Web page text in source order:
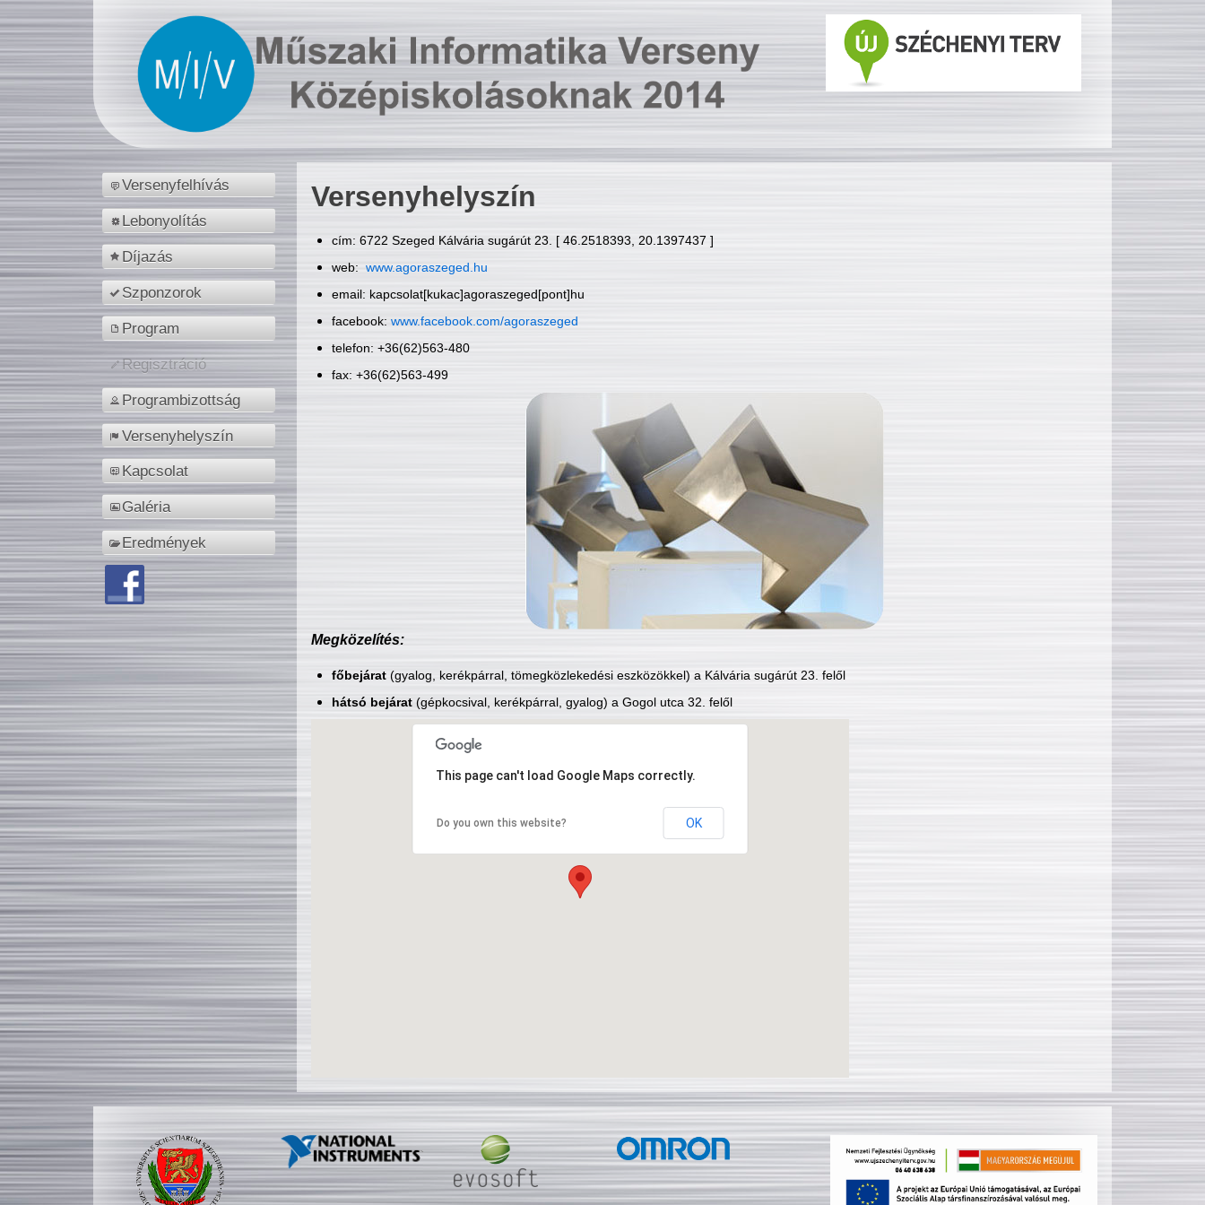
Versenyfelhívás
Lebonyolítás
Díjazás
Szponzorok
Program
Regisztráció
Programbizottság
Versenyhelyszín
Kapcsolat
Galéria
Eredmények
Versenyhelyszín
cím: 6722 Szeged Kálvária sugárút 23. [ 46.2518393, 20.1397437 ]
web: www.agoraszeged.hu
email: kapcsolat[kukac]agoraszeged[pont]hu
facebook: www.facebook.com/agoraszeged
telefon: +36(62)563-480
fax: +36(62)563-499
Megközelítés:
főbejárat(gyalog, kerékpárral, tömegközlekedési eszközökkel) a Kálvária sugárút 23. felől
hátsó bejárat(gépkocsival, kerékpárral, gyalog) a Gogol utca 32. felől
This page can't load Google Maps correctly.
Do you own this website? OK